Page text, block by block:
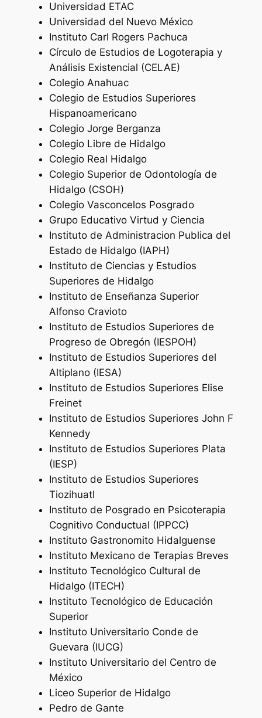
Universidad ETAC
Universidad del Nuevo México
Instituto Carl Rogers Pachuca
Círculo de Estudios de Logoterapia y
Análisis Existencial (CELAE)
Colegio Anahuac
Colegio de Estudios Superiores
Hispanoamericano
Colegio Jorge Berganza
Colegio Libre de Hidalgo
Colegio Real Hidalgo
Colegio Superior de Odontología de
Hidalgo (CSOH)
Colegio Vasconcelos Posgrado
Grupo Educativo Virtud y Ciencia
Instituto de Administracion Publica del
Estado de Hidalgo (IAPH)
Instituto de Ciencias y Estudios
Superiores de Hidalgo
Instituto de Enseñanza Superior
Alfonso Cravioto
Instituto de Estudios Superiores de
Progreso de Obregón (IESPOH)
Instituto de Estudios Superiores del
Altiplano (IESA)
Instituto de Estudios Superiores Elise
Freinet
Instituto de Estudios Superiores John F
Kennedy
Instituto de Estudios Superiores Plata
(IESP)
Instituto de Estudios Superiores
Tiozihuatl
Instituto de Posgrado en Psicoterapia
Cognitivo Conductual (IPPCC)
Instituto Gastronomito Hidalguense
Instituto Mexicano de Terapias Breves
Instituto Tecnológico Cultural de
Hidalgo (ITECH)
Instituto Tecnológico de Educación
Superior
Instituto Universitario Conde de
Guevara (IUCG)
Instituto Universitario del Centro de
México
Liceo Superior de Hidalgo
Pedro de Gante